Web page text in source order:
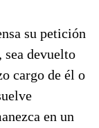
su petición
sea devuelto
cargo de él o
en un